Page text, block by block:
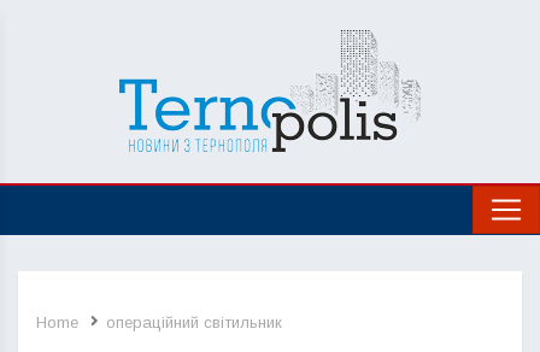
Home операційний світильник